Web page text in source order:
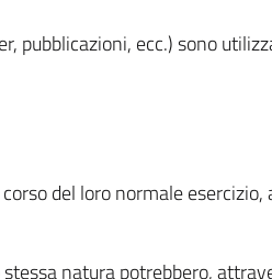
pubblicazioni, ecc.) sono
del loro normale esercizio,
natura potrebbero,